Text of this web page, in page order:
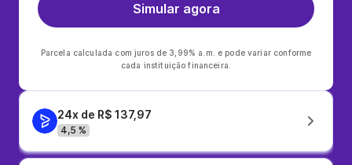
Simular agora
Parcela calculada com juros de 3,99% a.m. e pode variar conforme
cada instituição financeira.
24x de R$ 137,97
4,5 %